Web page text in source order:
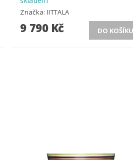
Značka:IITTALA
9 790 Kč